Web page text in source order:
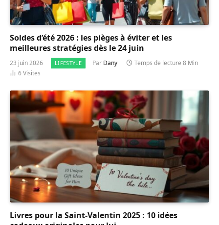
Soldes d’été 2026 : les pièges à éviter et les
meilleures stratégies dès le 24 juin
23 juin 2026 LIFESTYLE Par Dany
Temps de lecture 8 Min
6Visites
Livres pour la Saint-Valentin 2025 : 10 idées